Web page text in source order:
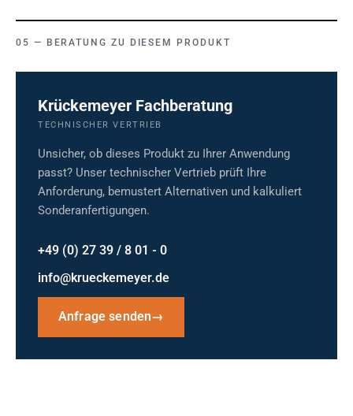
BERATUNG ZU DIESEM PRODUKT
Krückemeyer Fachberatung
TECHNISCHER VERTRIEB
Unsicher, ob dieses Produkt zu Ihrer Anwendung
passt? Unser technischer Vertrieb prüft Ihre
Anforderung, bemustert Alternativen und kalkuliert
Sonderanfertigungen.
+49 (0) 27 39 / 8 01 - 0
info@krueckemeyer.de
Anfrage senden→